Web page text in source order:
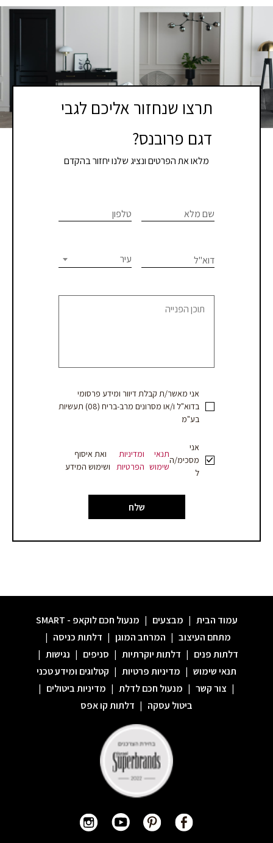
תרצו שנחזור אליכם לגבי
דגם פרובנס?
מלאו את הפרטים ונציג שלנו יחזור בהקדם
פגישת
או
הצעת
שם מלא טלפון
דוא"ל עיר
אני מאשר/ת קבלת דיוור ומידע פרסומי
בדוא"ל ו/או מסרונים מרב-בריח (08) תעשיות
בע"מ
אני
מסכימ/ה
ל
תנאי
שימוש
ומדיניות
הפרטיות
ואת איסוף
ושימוש המידע
שלח
are
this
field
עמוד הבית | מבצעים | מנעול חכם לוקאפ - SMART
מתחם העיצוב | המרחב המוגן | דלתות כניסה |
דלתות פנים | דלתות יוקרתיות | סניפים | נגישות |
תנאי שימוש | מדיניות פרטיות | קטלוגים ומידע טכני
| צור קשר | מנעול חכם לדלת | מדיניות ביטולים |
ביטול עסקה | דלתות קו אפס